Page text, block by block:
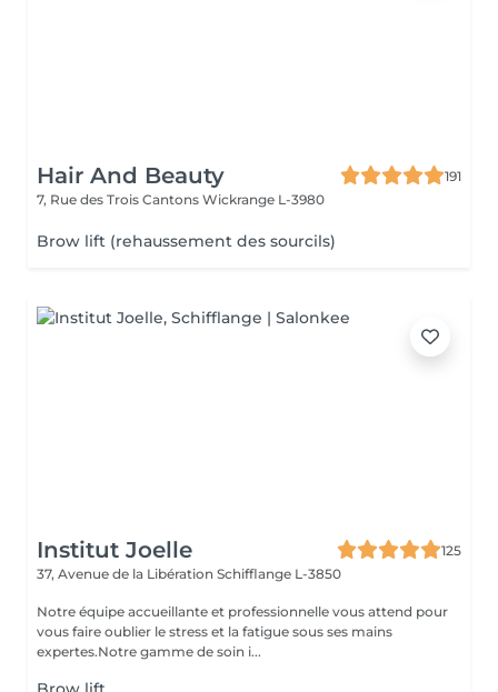
Hair And Beauty
191
7, Rue des Trois Cantons Wickrange L-3980
Brow lift (rehaussement des sourcils)
Institut Joelle
125
37, Avenue de la Libération Schifflange L-3850
Notre équipe accueillante et professionnelle vous attend pour
vous faire oublier le stress et la fatigue sous ses mains
expertes.Notre gamme de soin i...